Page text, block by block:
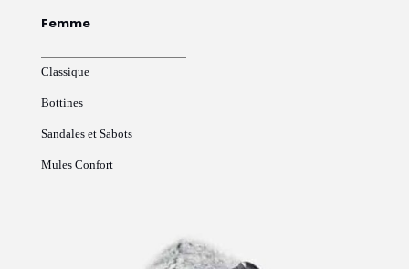
Femme
Classique
Bottines
Sandales et Sabots
Mules Confort